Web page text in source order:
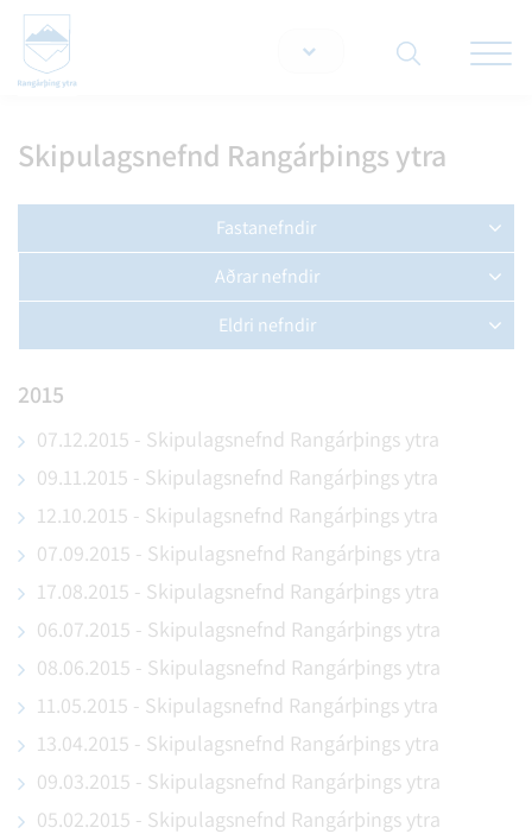
Skipulagsnefnd Rangárþings ytra
Fastanefndir
Afgreiðslufundur byggingarfulltrúa
Atvinnu- og menningarmálanefnd
Byggðarráð Rangárþings ytra
Hellu
Fjallskilanefnd Holtamannaafréttar
Fjallskilanefnd Landmannaafréttar
Fjallskilanefnd Rangárvallaafréttar
Fjölmenningarráð
Framkvæmda- og eignanefnd
Heilsu,- íþrótta- og tómstundanefnd
Íbúaráð
Íþrótta- og tómstundanefnd
Jafnréttis-, atvinnu- og menningarmálanefnd
Kjörstjórn Rangárþings ytra
Aðrar nefndir
Brunavarnir Rangárvallasýslu bs
Heilsueflandi samfélag
Héraðsnefnd Rangæinga
Lundur hjúkrunarheimili
Oddi bs
Samráðsnefnd Rangárþings ytra og Ásahrepps
Sorpstöð Rangárvallasýslu bs
Stjórn Lundar
Stjórn Suðurlandsvegar 1-3 ehf
Tónlistarskóli Rangæinga
Tónlistarskóli Rangæinga bs
Vatnsveita Rangárþings ytra og Ásahrepps
Vinnuhópur um framtíðarskipulag Landmannalauga
Eldri nefndir
Hreppsnefnd Rangárþings ytra
Hreppsráð Rangárþings ytra
Skipulagsnefnd Rangárþings ytra
Viðræðunefnd Rangárþings ytra og Ásahrepps
2015
07.12.2015 - Skipulagsnefnd Rangárþings ytra
09.11.2015 - Skipulagsnefnd Rangárþings ytra
12.10.2015 - Skipulagsnefnd Rangárþings ytra
07.09.2015 - Skipulagsnefnd Rangárþings ytra
17.08.2015 - Skipulagsnefnd Rangárþings ytra
06.07.2015 - Skipulagsnefnd Rangárþings ytra
08.06.2015 - Skipulagsnefnd Rangárþings ytra
11.05.2015 - Skipulagsnefnd Rangárþings ytra
13.04.2015 - Skipulagsnefnd Rangárþings ytra
09.03.2015 - Skipulagsnefnd Rangárþings ytra
05.02.2015 - Skipulagsnefnd Rangárþings ytra
Leita á vef